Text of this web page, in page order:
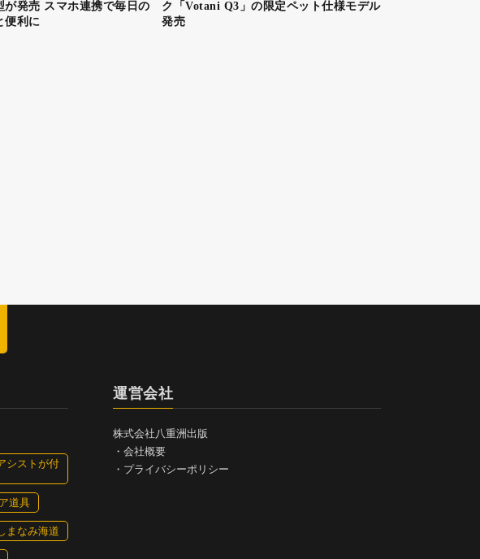
が発売 スマホ連携で毎日の
便利に
ク「Votani Q3」の限定ペット仕様モデル
発売
シストが付
道具
まなみ海道
運営会社
株式会社八重洲出版
・ 会社概要
・ プライバシーポリシー